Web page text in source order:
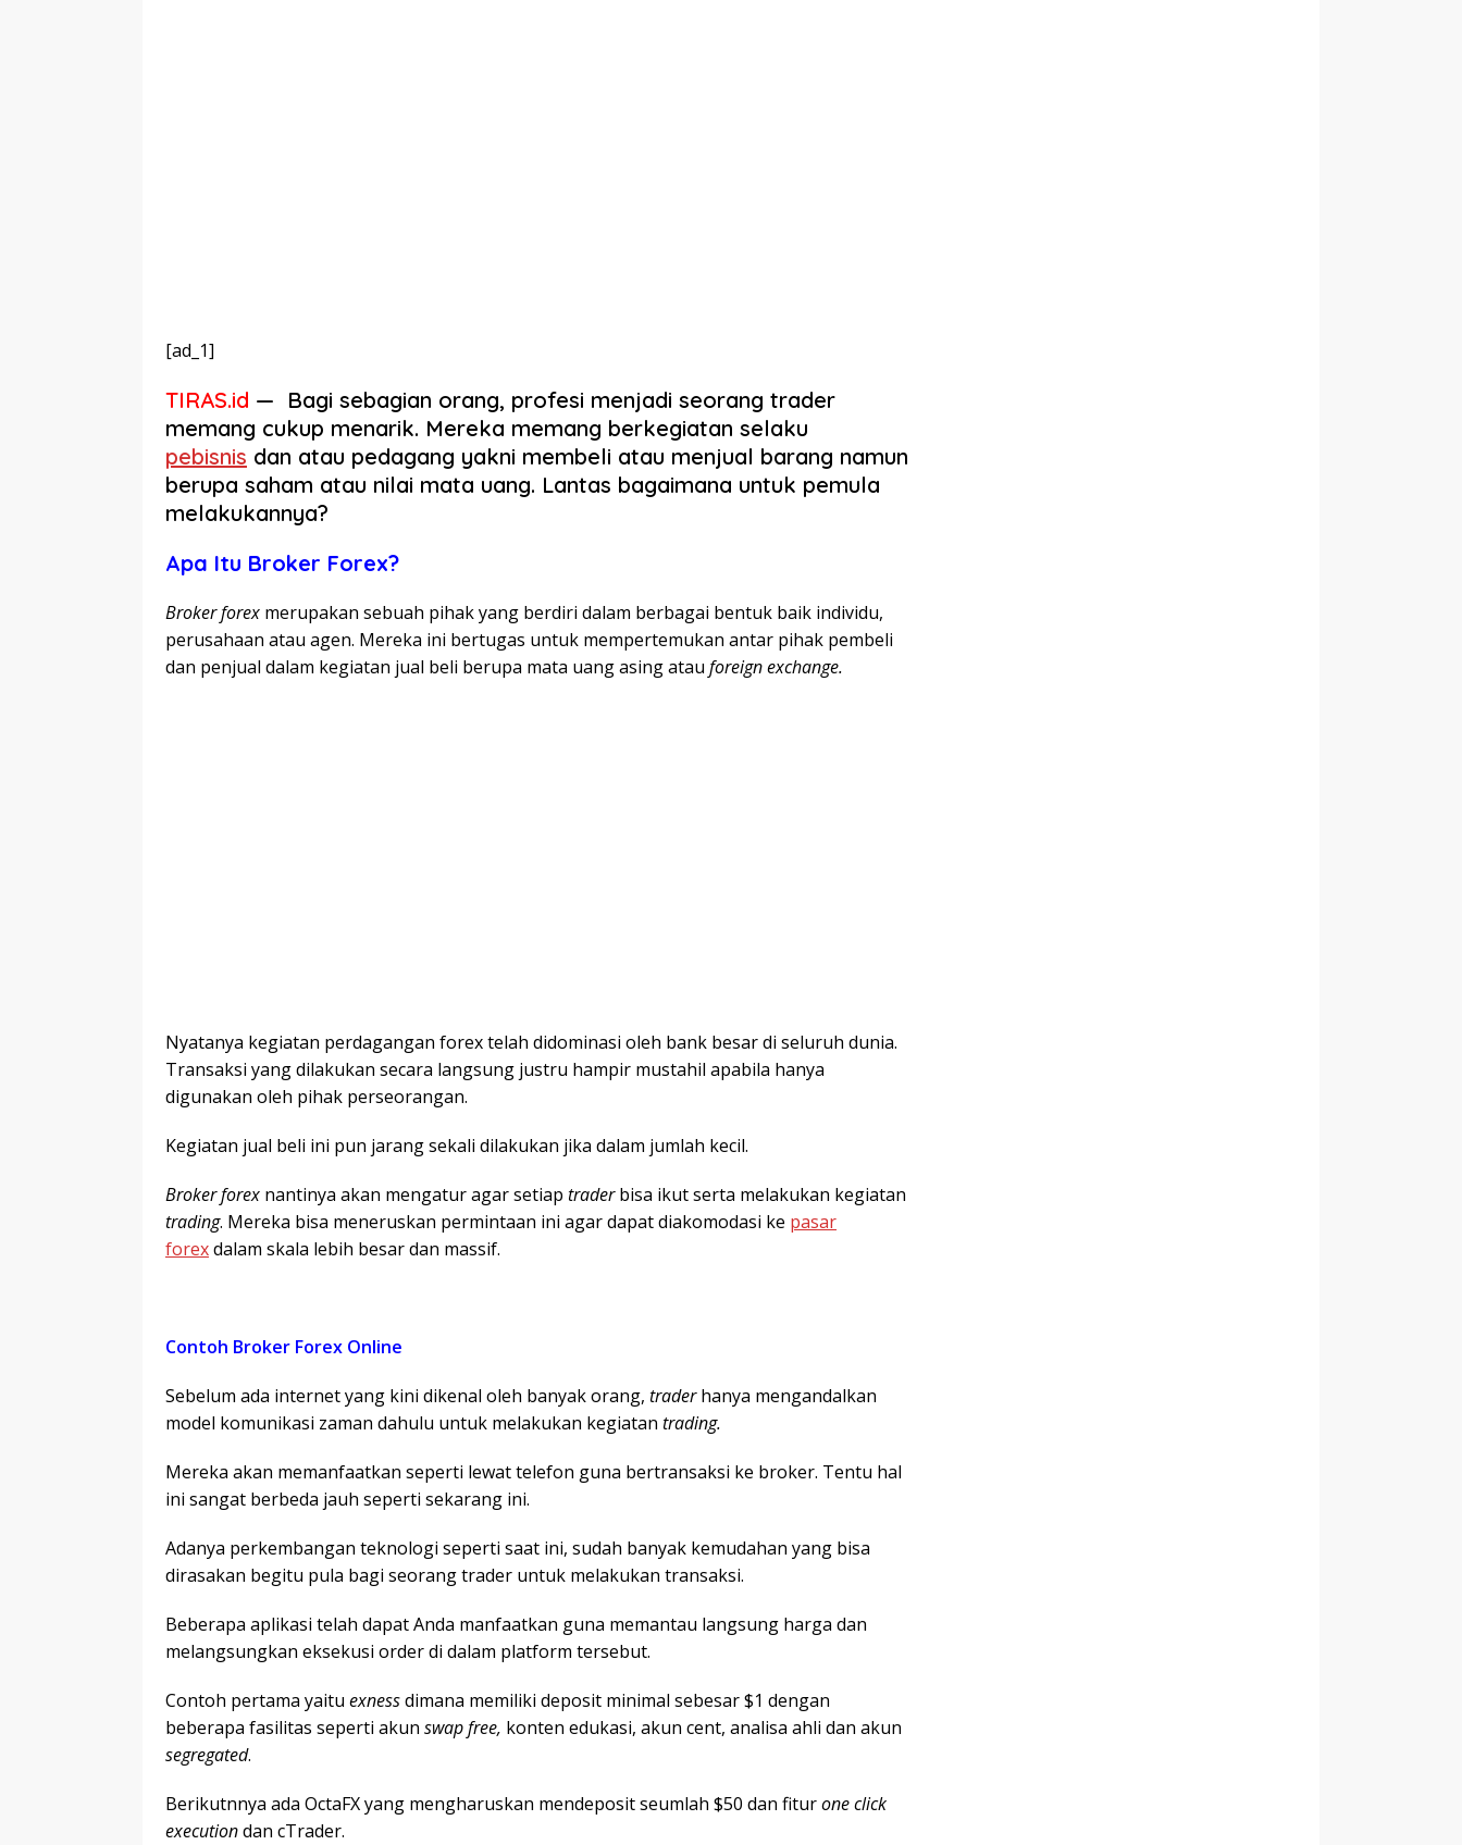
[ad_1]
TIRAS.id — Bagi sebagian orang, profesi menjadi seorang trader
memang cukup menarik. Mereka memang berkegiatan selaku
pebisnis dan atau pedagang yakni membeli atau menjual barang namun
berupa saham atau nilai mata uang. Lantas bagaimana untuk pemula
melakukannya?
Apa Itu Broker Forex?
Broker forex merupakan sebuah pihak yang berdiri dalam berbagai bentuk baik individu,
perusahaan atau agen. Mereka ini bertugas untuk mempertemukan antar pihak pembeli
dan penjual dalam kegiatan jual beli berupa mata uang asing atau foreign exchange.
Nyatanya kegiatan perdagangan forex telah didominasi oleh bank besar di seluruh dunia.
Transaksi yang dilakukan secara langsung justru hampir mustahil apabila hanya
digunakan oleh pihak perseorangan.
Kegiatan jual beli ini pun jarang sekali dilakukan jika dalam jumlah kecil.
Broker forex nantinya akan mengatur agar setiap traderbisa ikut serta melakukan kegiatan
trading. Mereka bisa meneruskan permintaan ini agar dapat diakomodasi ke pasar
forexdalam skala lebih besar dan massif.
Contoh Broker Forex Online
Sebelum ada internet yang kini dikenal oleh banyak orang, traderhanya mengandalkan
model komunikasi zaman dahulu untuk melakukan kegiatan trading.
Mereka akan memanfaatkan seperti lewat telefon guna bertransaksi ke broker. Tentu hal
ini sangat berbeda jauh seperti sekarang ini.
Adanya perkembangan teknologi seperti saat ini, sudah banyak kemudahan yang bisa
dirasakan begitu pula bagi seorang trader untuk melakukan transaksi.
Beberapa aplikasi telah dapat Anda manfaatkan guna memantau langsung harga dan
melangsungkan eksekusi order di dalam platform tersebut.
Contoh pertama yaitu exnessdimana memiliki deposit minimal sebesar $1 dengan
beberapa fasilitas seperti akun swap free, konten edukasi, akun cent, analisa ahli dan akun
segregated.
Berikutnnya ada OctaFX yang mengharuskan mendeposit seumlah $50 dan fiturone click
executiondan cTrader.